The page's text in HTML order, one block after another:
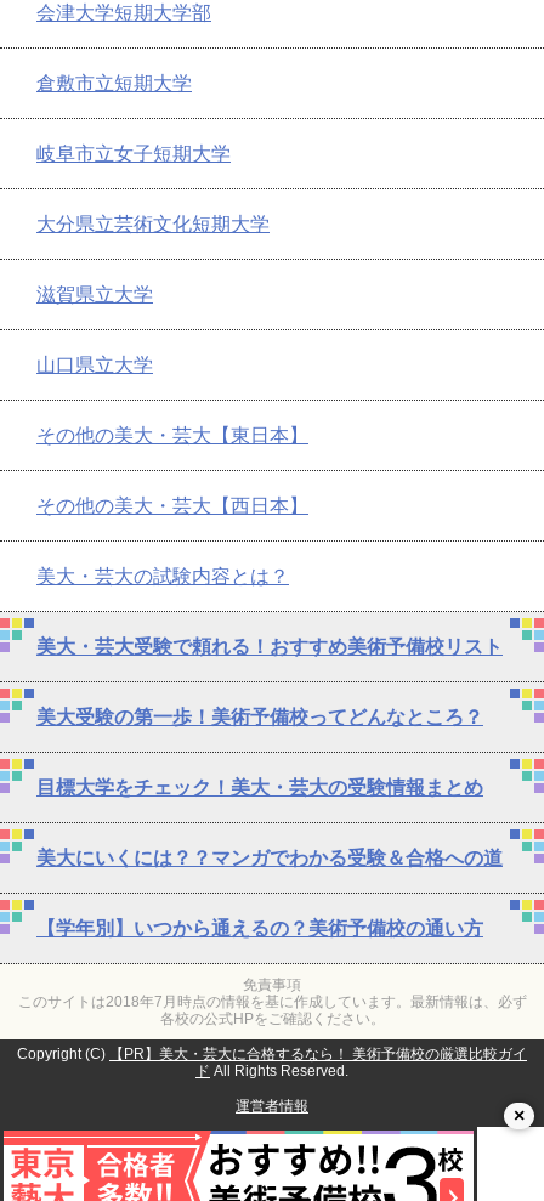
会津大学短期大学部
倉敷市立短期大学
岐阜市立女子短期大学
大分県立芸術文化短期大学
滋賀県立大学
山口県立大学
その他の美大・芸大【東日本】
その他の美大・芸大【西日本】
美大・芸大の試験内容とは？
美大・芸大受験で頼れる！おすすめ美術予備校リスト
美大受験の第一歩！美術予備校ってどんなところ？
目標大学をチェック！美大・芸大の受験情報まとめ
美大にいくには？？マンガでわかる受験＆合格への道
【学年別】いつから通えるの？美術予備校の通い方
×
免責事項
このサイトは2018年7月時点の情報を基に作成しています。最新情報は、必ず
各校の公式HPをご確認ください。
Copyright (C)
【PR】美大・芸大に合格するなら！ 美術予備校の厳選比較ガイ
ド All Rights Reserved.
運営者情報